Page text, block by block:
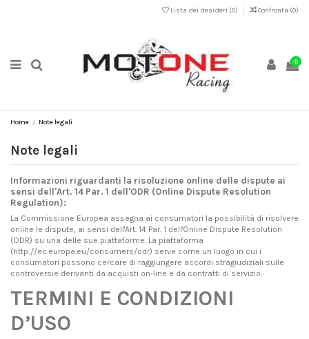
Lista dei desideri (0) Confronta (0)
0
Home Note legali
Note legali
Informazioni riguardanti la risoluzione online delle dispute ai
sensi dell'Art. 14 Par. 1 dell'ODR (Online Dispute Resolution
Regulation):
La Commissione Europea assegna ai consumatori la possibilità di risolvere
online le dispute, ai sensi dell'Art. 14 Par. 1 dell'Online Dispute Resolution
(ODR) su una delle sue piattaforme. La piattaforma
(http://ec.europa.eu/consumers/odr) serve come un luogo in cui i
consumatori possono cercare di raggiungere accordi stragiudiziali sulle
controversie derivanti da acquisti on-line e da contratti di servizio.
TERMINI E CONDIZIONI
D’USO